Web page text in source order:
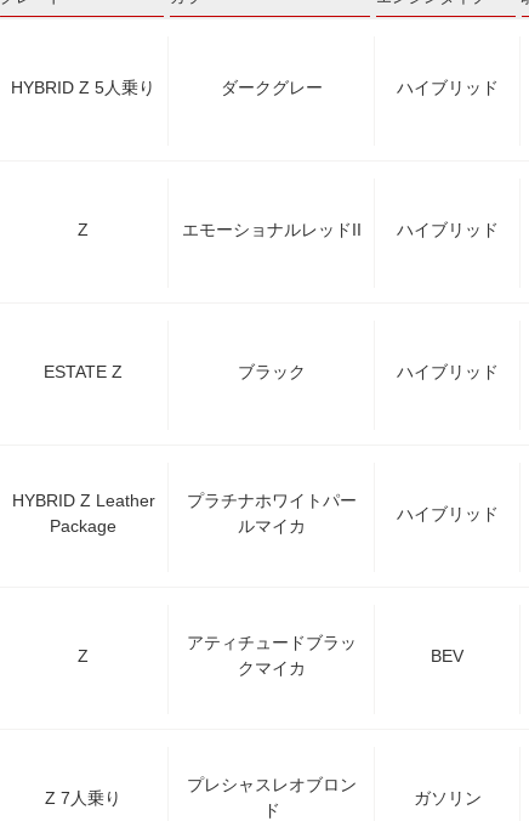
HYBRID Z 5人乗り ダークグレー ハイブリッド
Z エモーショナルレッドII ハイブリッド
ESTATE Z ブラック ハイブリッド
HYBRID Z Leather
Package
プラチナホワイトパー
ルマイカ
ハイブリッド
Z
アティチュードブラッ
クマイカ
BEV
Z 7人乗り
プレシャスレオブロン
ド
ガソリン